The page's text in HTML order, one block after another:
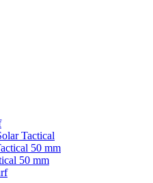
Tactical
50 mm
50 mm